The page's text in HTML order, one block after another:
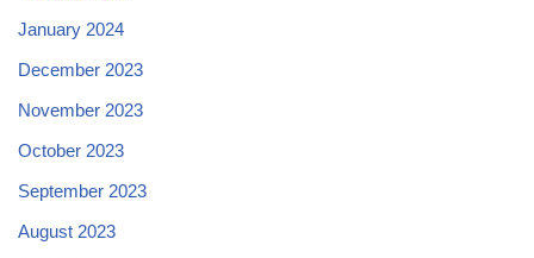
January 2024
December 2023
November 2023
October 2023
September 2023
August 2023